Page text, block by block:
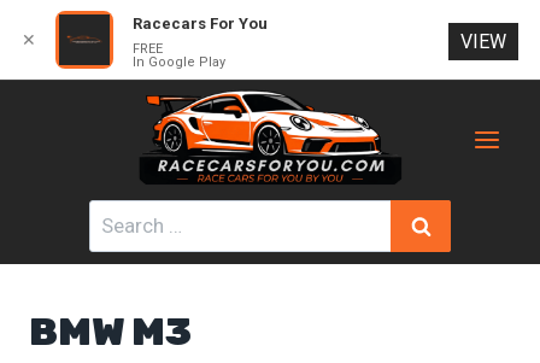
Search
for:
BMW M3
✕
Racecars For You
FREE
In Google Play
VIEW